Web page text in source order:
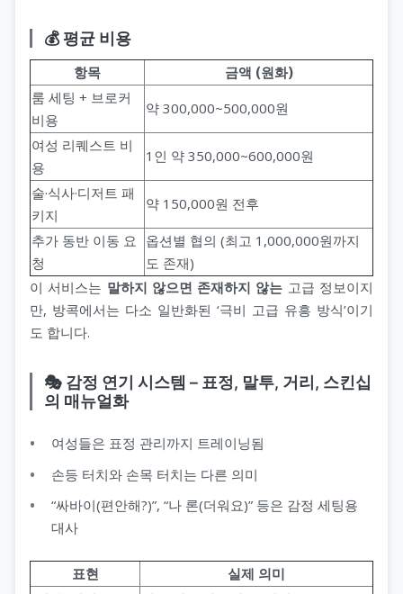
💰 평균 비용
항목
금액 (원화)
룸 세팅 + 브로커
비용
약 300,000~500,000원
여성 리퀘스트 비
용
1인 약 350,000~600,000원
술·식사·디저트 패
키지
약 150,000원 전후
추가 동반 이동 요
청
옵션별 협의 (최고 1,000,000원까지
도 존재)
이 서비스는 말하지 않으면 존재하지 않는 고급 정보이지
만, 방콕에서는 다소 일반화된 ‘극비 고급 유흥 방식’이기
도 합니다.
🎭 감정 연기 시스템 – 표정, 말투, 거리, 스킨십
의 매뉴얼화
여성들은 표정 관리까지 트레이닝됨
손등 터치와 손목 터치는 다른 의미
“싸바이(편안해?)”, “나 론(더워요)” 등은 감정 세팅용
대사
표현
실제 의미